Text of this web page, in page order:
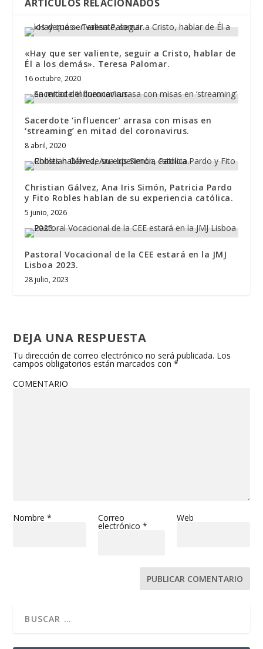
ARTÍCULOS RELACIONADOS
«Hay que ser valiente, seguir a Cristo, hablar de
Él a los demás». Teresa Palomar.
16 octubre, 2020
Sacerdote ‘influencer’ arrasa con misas en
‘streaming’ en mitad del coronavirus.
8 abril, 2020
Christian Gálvez, Ana Iris Simón, Patricia Pardo
y Fito Robles hablan de su experiencia católica.
5 junio, 2026
Pastoral Vocacional de la CEE estará en la JMJ
Lisboa 2023.
28 julio, 2023
DEJA UNA RESPUESTA
Tu dirección de correo electrónico no será publicada. Los
campos obligatorios están marcados con*
COMENTARIO
Nombre* Correo
electrónico *
Web